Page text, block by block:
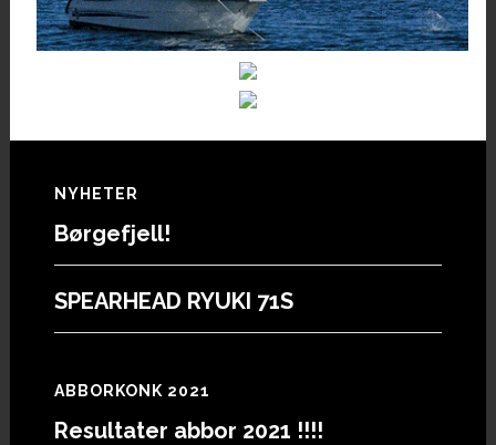
Footer
NYHETER
Børgefjell!
SPEARHEAD RYUKI 71S
ABBORKONK 2021
Resultater abbor 2021 !!!!